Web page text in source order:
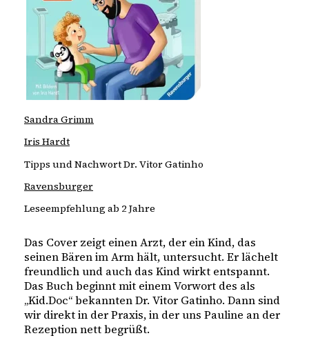
Sandra Grimm
Iris Hardt
Tipps und Nachwort Dr. Vitor Gatinho
Ravensburger
Leseempfehlung ab 2 Jahre
Das Cover zeigt einen Arzt, der ein Kind, das
seinen Bären im Arm hält, untersucht. Er lächelt
freundlich und auch das Kind wirkt entspannt.
Das Buch beginnt mit einem Vorwort des als
„Kid.Doc“ bekannten Dr. Vitor Gatinho. Dann sind
wir direkt in der Praxis, in der uns Pauline an der
Rezeption nett begrüßt.